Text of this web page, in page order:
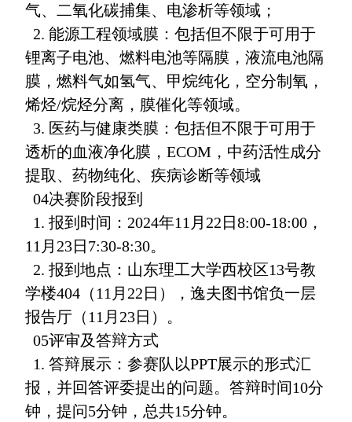
气、二氧化碳捕集、电渗析等领域；
2. 能源工程领域膜：包括但不限于可用于
锂离子电池、燃料电池等隔膜，液流电池隔
膜，燃料气如氢气、甲烷纯化，空分制氧，
烯烃/烷烃分离，膜催化等领域。
3. 医药与健康类膜：包括但不限于可用于
透析的血液净化膜，ECOM，中药活性成分
提取、药物纯化、疾病诊断等领域
04决赛阶段报到
1. 报到时间：2024年11月22日8:00-18:00，
11月23日7:30-8:30。
2. 报到地点：山东理工大学西校区13号教
学楼404（11月22日），逸夫图书馆负一层
报告厅（11月23日）。
05评审及答辩方式
1. 答辩展示：参赛队以PPT展示的形式汇
报，并回答评委提出的问题。答辩时间10分
钟，提问5分钟，总共15分钟。